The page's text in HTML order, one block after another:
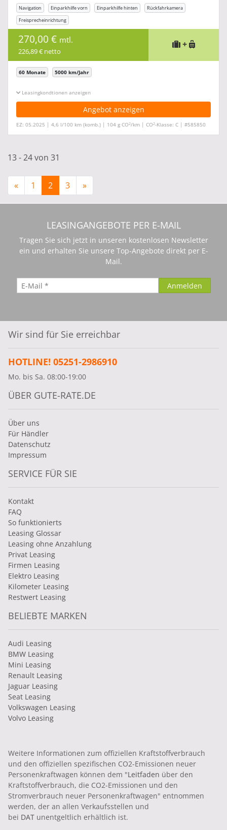
Navigation Einparkhilfe vorn Einparkhilfe hinten
Rückfahrkamera
Freisprecheinrichtung
270,00 € mtl.
226,89 € netto
+
60 Monate 5000 km/Jahr
Leasingkonditionen ein-/ausblenden
Angebot anzeigen
EZ: 05.2025 | 4,6 l/100 km (komb.) | 104 g CO2/km | CO2-Klasse: C | #585850
13 - 24 von 31
« 1 2 3 »
LEASINGANGEBOTE PER E-MAIL
Tragen Sie sich jetzt in unseren kostenlosen Newsletter
ein und erhalten Sie unsere Top-Angebote direkt per E-
Mail.
Wir sind für Sie erreichbar
HOTLINE! 05251-2986910
Mo. bis Sa. 08:00-19:00
ÜBER GUTE-RATE.DE
Über uns
Für Händler
Datenschutz
Impressum
SERVICE FÜR SIE
Kontakt
FAQ
So funktionierts
Leasing Glossar
Leasing ohne Anzahlung
Privat Leasing
Firmen Leasing
Elektro Leasing
Kilometer Leasing
Restwert Leasing
BELIEBTE MARKEN
Audi Leasing
BMW Leasing
Mini Leasing
Renault Leasing
Jaguar Leasing
Seat Leasing
Volkswagen Leasing
Volvo Leasing
Weitere Informationen zum offiziellen Kraftstoffverbrauch
und den offiziellen spezifischen CO2-Emissionen neuer
Personenkraftwagen können dem "Leitfaden über den
Kraftstoffverbrauch, die CO2-Emissionen und den
Stromverbrauch neuer Personenkraftwagen" entnommen
werden, der an allen Verkaufsstellen und
bei DAT unentgeltlich erhältlich ist.